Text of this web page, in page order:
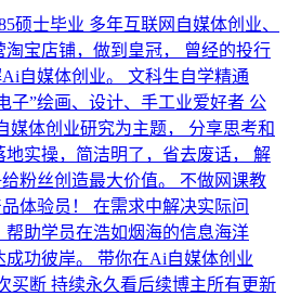
硕士毕业 多年互联网自媒体创业、
宝店铺，做到皇冠， 曾经的投行
自媒体创业。 文科生自学精通
子”绘画、设计、手工业爱好者 公
媒体创业研究为主题， 分享思考和
实操，简洁明了，省去废话， 解
粉丝创造最大价值。 不做网课教
体验员！ 在需求中解决实际问
助学员在浩如烟海的信息海洋
成功彼岸。 带你在Ai自媒体创业
买断 持续永久看后续博主所有更新